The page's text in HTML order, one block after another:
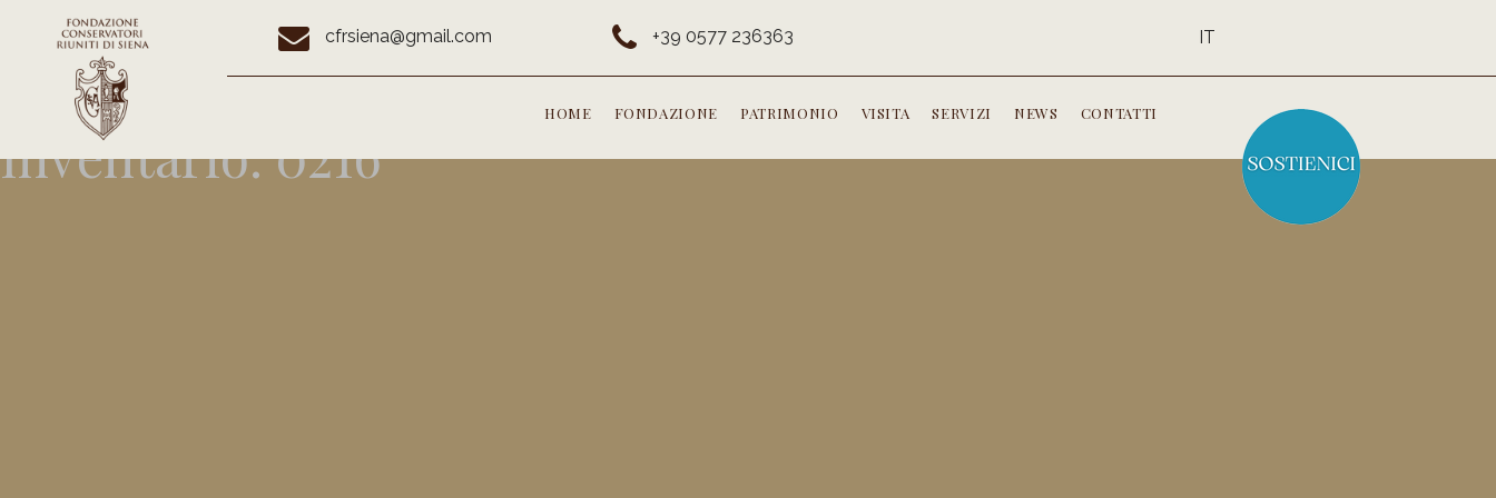
cfrsiena@gmail.com +39 0577 236363 IT
HOME FONDAZIONE PATRIMONIO VISITA SERVIZI NEWS CONTATTI
Inventario:0216